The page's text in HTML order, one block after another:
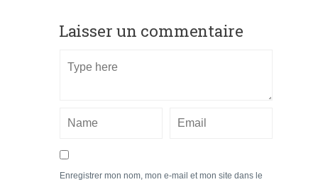
Laisser un commentaire
Enregistrer mon nom, mon e-mail et mon site dans le